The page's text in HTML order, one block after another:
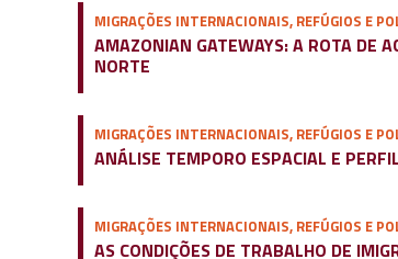
MIGRAÇÕES INTERNACIONAIS, REFÚGIOS E
AMAZONIAN GATEWAYS: A ROTA DE
NORTE
MIGRAÇÕES INTERNACIONAIS, REFÚGIOS E
ANÁLISE TEMPORO ESPACIAL E
MIGRAÇÕES INTERNACIONAIS, REFÚGIOS E
AS CONDIÇÕES DE TRABALHO DE